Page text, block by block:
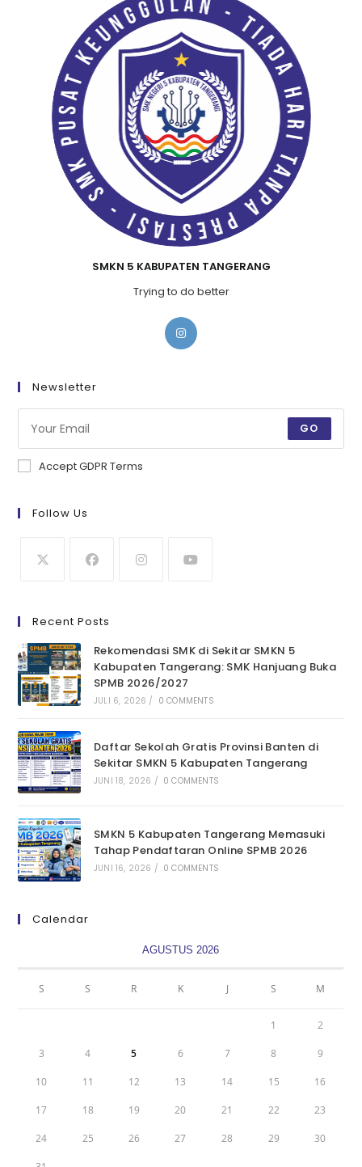
SMKN 5 KABUPATEN TANGERANG
Trying to do better
Newsletter
GO
Accept GDPR Terms
Follow Us
Recent Posts
Rekomendasi SMK di Sekitar SMKN 5
Kabupaten Tangerang: SMK Hanjuang Buka
SPMB 2026/2027
JULI 6, 2026 / 0 COMMENTS
Daftar Sekolah Gratis Provinsi Banten di
Sekitar SMKN 5 Kabupaten Tangerang
JUNI 18, 2026 / 0 COMMENTS
SMKN 5 Kabupaten Tangerang Memasuki
Tahap Pendaftaran Online SPMB 2026
JUNI 16, 2026 / 0 COMMENTS
Calendar
AGUSTUS 2026
S S R K J S M
1 2
3 4 5 6 7 8 9
10 11 12 13 14 15 16
17 18 19 20 21 22 23
24 25 26 27 28 29 30